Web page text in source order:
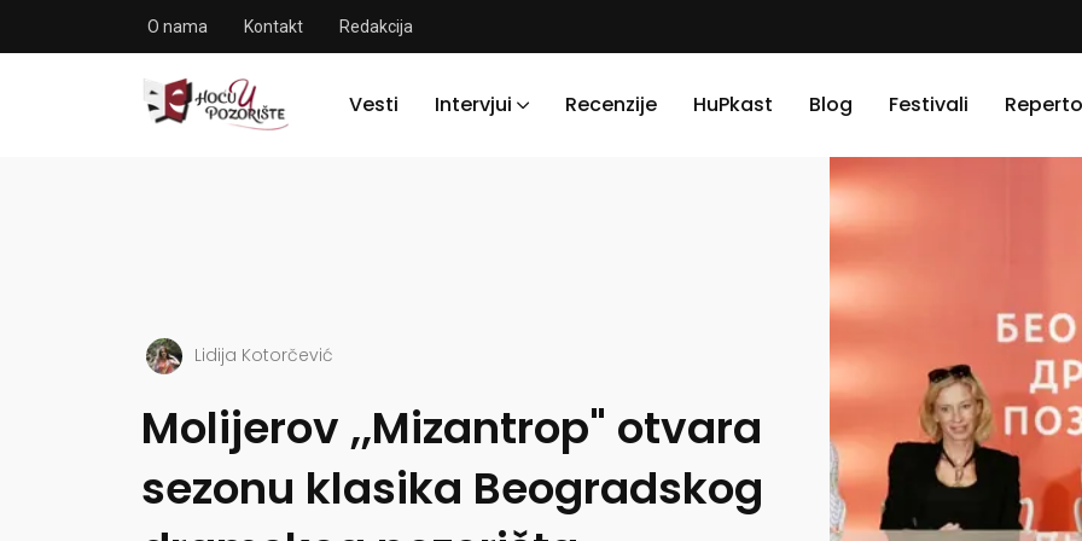
O nama Kontakt Redakcija
Vesti Intervjui Recenzije HuPkast Blog Festivali
Lidija Kotorčević
Molijerov ,,Mizantrop" otvara
sezonu klasika Beogradskog